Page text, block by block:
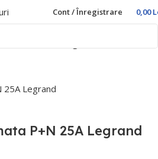
Cont / Înregistrare 0,00
P+N 25A Legrand